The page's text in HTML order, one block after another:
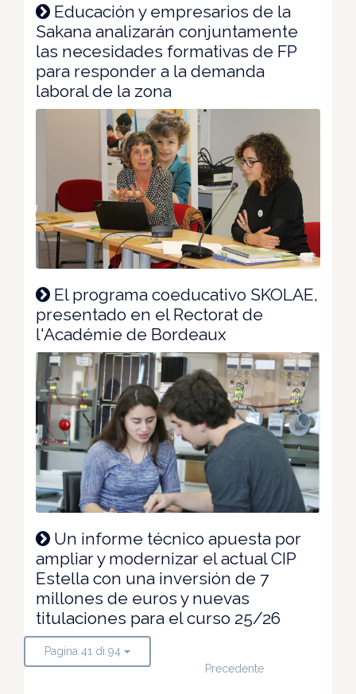
Educación y empresarios de la
Sakana analizarán conjuntamente
las necesidades formativas de FP
para responder a la demanda
laboral de la zona
El programa coeducativo SKOLAE,
presentado en el Rectorat de
l'Académie de Bordeaux
Un informe técnico apuesta por
ampliar y modernizar el actual CIP
Estella con una inversión de 7
millones de euros y nuevas
titulaciones para el curso 25/26
Pagina 41 di 94
Precedente